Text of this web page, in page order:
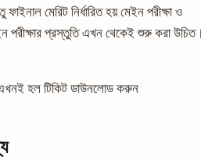
মেরিট নির্ধারিত হয় মেইন পরীক্ষা ও
পরীক্ষার প্রস্তুতি এখন থেকেই শুরু করা উচিত।
হল টিকিট ডাউনলোড করুন